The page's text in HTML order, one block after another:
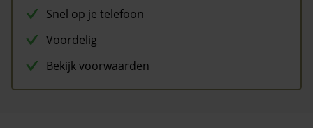
Snel op je telefoon
Voordelig
Bekijk voorwaarden